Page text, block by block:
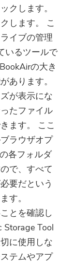
クします。
します。 こ
イブの管理
いるツールで
の大き
あります。
が表示にな
たファイル
ます。 ここ
ラウザオプ
各フォルダ
で、すべて
要だという
す。
とを確認し
Storage Tool
に使用しな
テムやアプ